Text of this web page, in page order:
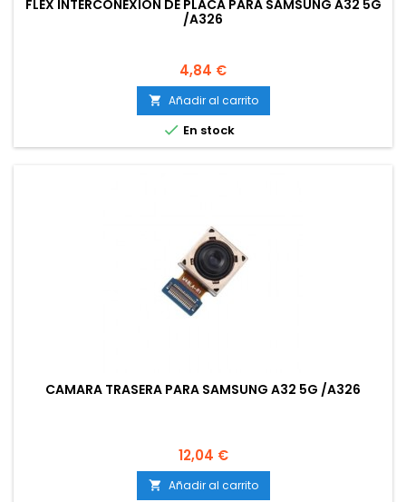
FLEX INTERCONEXION DE PLACA PARA SAMSUNG A32 5G
/A326
Precio
4,84 €
 Añadir al carrito
 En stock
CAMARA TRASERA PARA SAMSUNG A32 5G /A326
Precio
12,04 €
 Añadir al carrito